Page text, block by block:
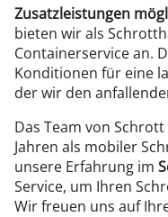
Zusatzleistungen
bieten wir als
Containerservice an.
Konditionen für eine
der wir den
Das Team von
Jahren als mobiler
unsere Erfahrung im
Service, um Ihren
Wir freuen uns auf